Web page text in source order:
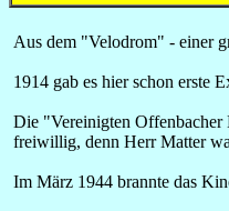
Aus dem "Velodrom" - einer
1914 gab es hier schon erste
Die "Vereinigten Offenbacher
freiwillig, denn Herr Matter
Im März 1944 brannte das